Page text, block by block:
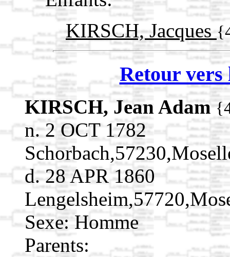
KIRSCH, Jacques
Retour vers
KIRSCH, Jean Adam
n. 2 OCT 1782
d. 28 APR 1860
Sexe: Homme
Parents: